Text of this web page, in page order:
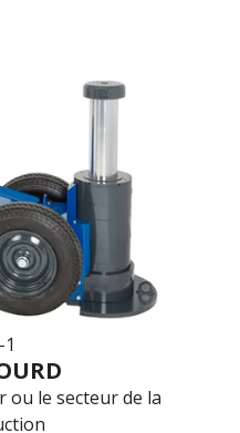
ou le secteur de la